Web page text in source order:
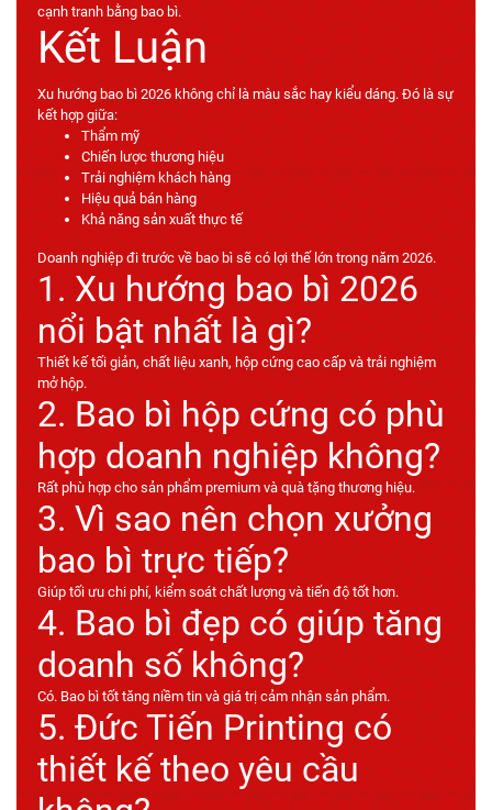
cạnh tranh bằng bao bì.
Kết Luận
Xu hướng bao bì 2026 không chỉ là màu sắc hay kiểu dáng. Đó là sự
kết hợp giữa:
Thẩm mỹ
Chiến lược thương hiệu
Trải nghiệm khách hàng
Hiệu quả bán hàng
Khả năng sản xuất thực tế
Doanh nghiệp đi trước về bao bì sẽ có lợi thế lớn trong năm 2026.
1. Xu hướng bao bì 2026
nổi bật nhất là gì?
Thiết kế tối giản, chất liệu xanh, hộp cứng cao cấp và trải nghiệm
mở hộp.
2. Bao bì hộp cứng có phù
hợp doanh nghiệp không?
Rất phù hợp cho sản phẩm premium và quà tặng thương hiệu.
3. Vì sao nên chọn xưởng
bao bì trực tiếp?
Giúp tối ưu chi phí, kiểm soát chất lượng và tiến độ tốt hơn.
4. Bao bì đẹp có giúp tăng
doanh số không?
Có. Bao bì tốt tăng niềm tin và giá trị cảm nhận sản phẩm.
5. Đức Tiến Printing có
thiết kế theo yêu cầu